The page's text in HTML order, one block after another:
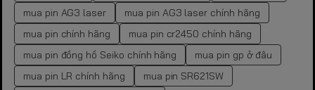
mua pin AG3 laser
mua pin AG3 laser chính hãng
mua pin chính hãng
mua pin cr2450 chính hãng
mua pin đồng hồ Seiko chính hãng
mua pin gp ở đâu
mua pin LR chính hãng
mua pin SR621SW